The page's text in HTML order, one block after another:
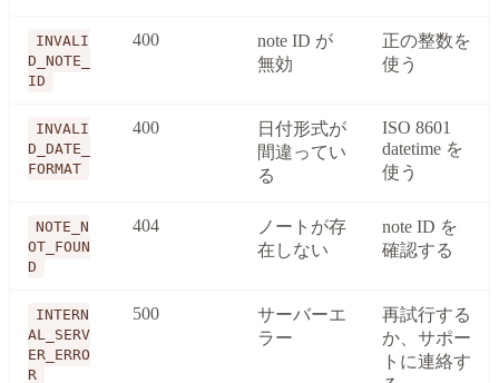
INVALI
D_NOTE_
ID
400
note ID が
無効
正の整数を
使う
INVALI
D_DATE_
FORMAT
400
日付形式が
間違ってい
る
ISO 8601
datetime を
使う
NOTE_N
OT_FOUN
D
404
ノートが存
在しない
note ID を
確認する
INTERN
AL_SERV
ER_ERRO
R
500
サーバーエ
ラー
再試行する
か、サポー
トに連絡す